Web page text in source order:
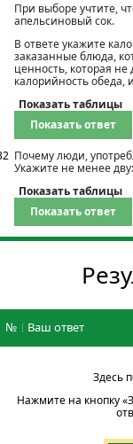
При выборе учтите,
апельсиновый сок.
В ответе укажите
заказанные блюда,
ценность, которая
калорийность обеда,
Показать таблицы
Показать ответ
Почему люди,
Укажите не менее
Показать таблицы
Показать ответ
№ Ваш ответ
Здесь
Нажмите на кнопку